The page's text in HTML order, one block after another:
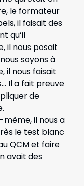
le formateur
il faisait des
qu’il
il nous posait
soyons à
il nous faisait
Il a fait preuve
de
il nous a
le test blanc
QCM et faire
avait des